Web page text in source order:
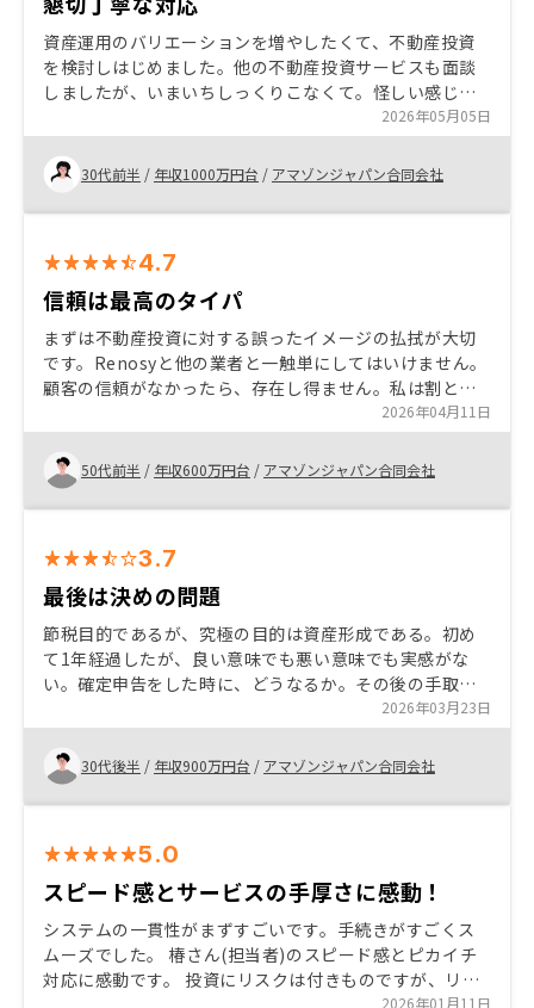
資産運用のバリエーションを増やしたくて、不動産投資
を検討しはじめました。他の不動産投資サービスも面談
しましたが、いまいちしっくりこなくて。怪しい感じと
いうモヤモヤが取れず。 RENOSYの面談は、懇切丁寧に
しっかり時間を取って説明してくださいます。少しでも
興味があるのであれば、丁寧に説明してもらえて、質問
にもいくらでも応えてくれるRENOSYの面談をしてみた
らよいと思います。 その後で、じっくり悩んだ方が、自
と思います。単なる悩みから、比較検討をすることがで
きるよになると思います。 私自身は何度か購入し、結果
複数物件を所有していますが、追加購入時も変わらず丁
寧ですし、購入したら終わりではなく今後どうしていく
かという話も定期的にチェックインしていただけるので
安心です。
2026年05月05日
30代前半 / 年収1000万円台 / アマゾンジャパン合同会社
4.7
信頼は最高のタイパ
まずは不動産投資に対する誤ったイメージの払拭が大切
です。Renosyと他の業者と一触単にしてはいけません。
顧客の信頼がなかったら、存在し得ません。私は割と自
分の直感を信じるほうで、Renosyでの投資もそうです。
ローンの借り換えの提案なども積極的にしてほしいで
す。
2026年04月11日
50代前半 / 年収600万円台 / アマゾンジャパン合同会社
3.7
最後は決めの問題
節税目的であるが、究極の目的は資産形成である。初め
て1年経過したが、良い意味でも悪い意味でも実感がな
い。確定申告をした時に、どうなるか。その後の手取り
がどうなるか、説明はもらったが、どうなるか実感。体
験するのが楽しみである
2026年03月23日
30代後半 / 年収900万円台 / アマゾンジャパン合同会社
5.0
スピード感とサービスの手厚さに感動！
システムの一貫性がまずすごいです。手続きがすごくス
ムーズでした。 椿さん(担当者)のスピード感とピカイチ
対応に感動です。 投資にリスクは付きものですが、リノ
2026年01月11日